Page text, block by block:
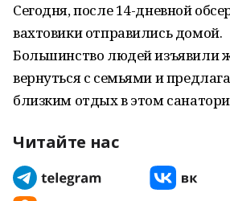
Сегодня, после 14-дневной
вахтовики отправились домой.
Большинство людей изъявили
вернуться с семьями и
близким отдых в этом
Читайте нас